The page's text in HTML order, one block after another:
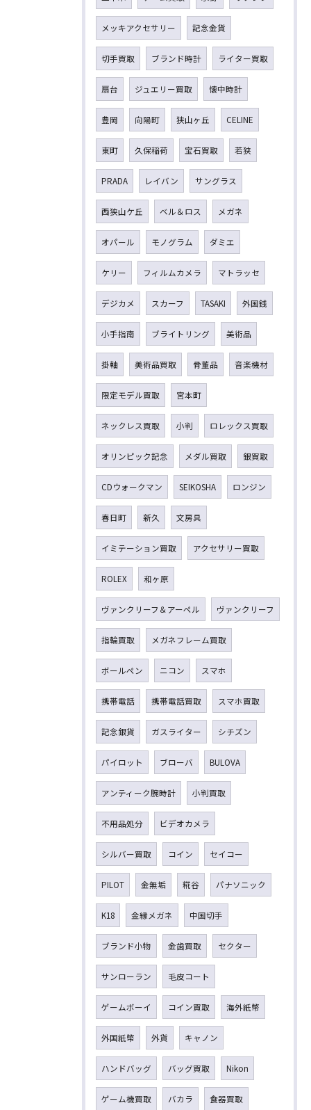
メッキアクセサリー 記念金貨
切手買取 ブランド時計 ライター買取
扇台 ジュエリー買取 懐中時計
豊岡 向陽町 狭山ヶ丘 CELINE
東町 久保稲荷 宝石買取 若狭
PRADA レイバン サングラス
西狭山ケ丘 ベル＆ロス メガネ
オパール モノグラム ダミエ
ケリー フィルムカメラ マトラッセ
デジカメ スカーフ TASAKI 外国銭
小手指南 ブライトリング 美術品
掛軸 美術品買取 骨董品 音楽機材
限定モデル買取 宮本町
ネックレス買取 小判 ロレックス買取
オリンピック記念 メダル買取 銀買取
CDウォークマン SEIKOSHA ロンジン
春日町 新久 文房具
イミテーション買取 アクセサリー買取
ROLEX 和ヶ原
ヴァンクリーフ＆アーペル ヴァンクリーフ
指輪買取 メガネフレーム買取
ボールペン ニコン スマホ
携帯電話 携帯電話買取 スマホ買取
記念銀貨 ガスライター シチズン
パイロット ブローバ BULOVA
アンティーク腕時計 小判買取
不用品処分 ビデオカメラ
シルバー買取 コイン セイコー
PILOT 金無垢 糀谷 パナソニック
K18 金縁メガネ 中国切手
ブランド小物 金歯買取 セクター
サンローラン 毛皮コート
ゲームボーイ コイン買取 海外紙幣
外国紙幣 外貨 キャノン
ハンドバッグ バッグ買取 Nikon
ゲーム機買取 バカラ 食器買取